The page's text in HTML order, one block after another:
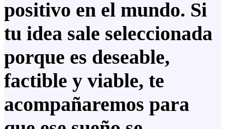
positivo en el mundo. Si
tu idea sale seleccionada
porque es deseable,
factible y viable, te
acompañaremos para